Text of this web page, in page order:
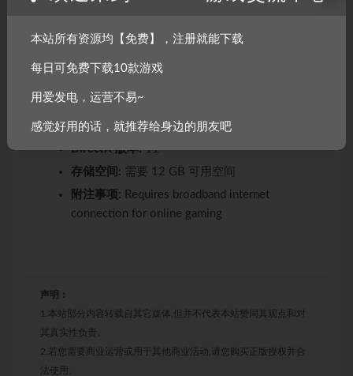
处理器:Intel Core i5-4690k, AMD FX-8350 or
better
显卡:Nvidia Geforce GTX 970, AMD Radeon R9
390 or better
DirectX 版本:11
存储空间: 需要 12 GB 可用空间
附注事项: Requires broadband internet
connection for online gaming
声明：
1.本站部分内容转载自其它媒体,但并不代表本站赞同其观点和对
其真实性负责。
2.若您需要商业运营或用于其他商业活动,请您购买正版授权并合
法使用。
本站所有资源均【免费】，注册就能下载
每日可免费下载10款游戏
用爱发电，运营不易~
感觉好用的话，就推荐给身边的朋友吧